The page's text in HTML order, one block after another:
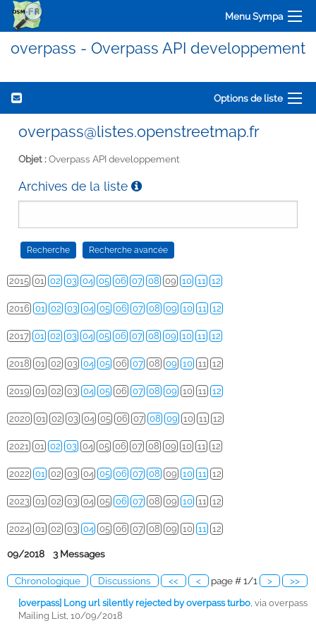
Menu Sympa
overpass - Overpass API developpement
Options de liste
overpass@listes.openstreetmap.fr
Objet :Overpass API developpement
Archives de la liste
2015 01 02 03 04 05 06 07 08 09 10 11 12
2016 01 02 03 04 05 06 07 08 09 10 11 12
2017 01 02 03 04 05 06 07 08 09 10 11 12
2018 01 02 03 04 05 06 07 08 09 10 11 12
2019 01 02 03 04 05 06 07 08 09 10 11 12
2020 01 02 03 04 05 06 07 08 09 10 11 12
2021 01 02 03 04 05 06 07 08 09 10 11 12
2022 01 02 03 04 05 06 07 08 09 10 11 12
2023 01 02 03 04 05 06 07 08 09 10 11 12
2024 01 02 03 04 05 06 07 08 09 10 11 12
09/2018 3 Messages
Chronologique Discussions << < page # 1/1 > >>
[overpass] Long url silently rejected by overpass turbo via overpass
Mailing List, 10/09/2018